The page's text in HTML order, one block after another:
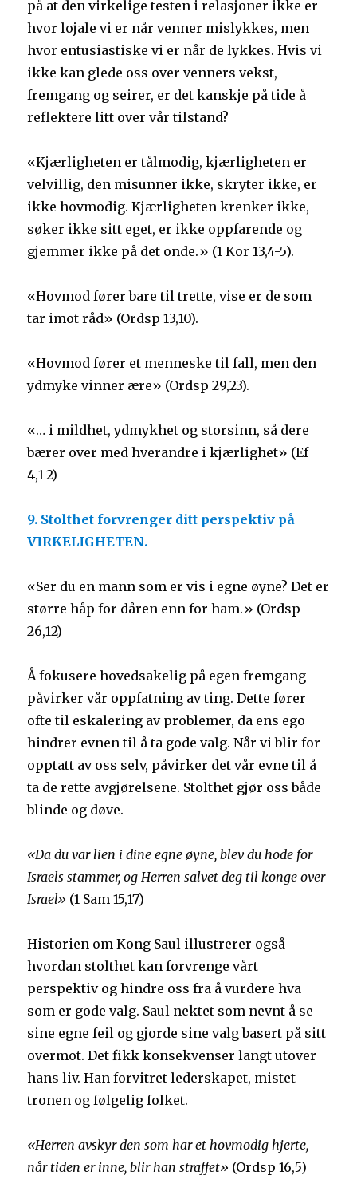
på at den virkelige testen i relasjoner ikke er
hvor lojale vi er når venner mislykkes, men
hvor entusiastiske vi er når de lykkes. Hvis vi
ikke kan glede oss over venners vekst,
fremgang og seirer, er det kanskje på tide å
reflektere litt over vår tilstand?
«Kjærligheten er tålmodig, kjærligheten er
velvillig, den misunner ikke, skryter ikke, er
ikke hovmodig. Kjærligheten krenker ikke,
søker ikke sitt eget, er ikke oppfarende og
gjemmer ikke på det onde.» (1 Kor 13,4-5).
«Hovmod fører bare til trette, vise er de som
tar imot råd» (Ordsp 13,10).
«Hovmod fører et menneske til fall, men den
ydmyke vinner ære» (Ordsp 29,23).
«… i mildhet, ydmykhet og storsinn, så dere
bærer over med hverandre i kjærlighet» (Ef
4,1-2)
9. Stolthet forvrenger ditt perspektiv på
VIRKELIGHETEN.
«Ser du en mann som er vis i egne øyne? Det er
større håp for dåren enn for ham.» (Ordsp
26,12)
Å fokusere hovedsakelig på egen fremgang
påvirker vår oppfatning av ting. Dette fører
ofte til eskalering av problemer, da ens ego
hindrer evnen til å ta gode valg. Når vi blir for
opptatt av oss selv, påvirker det vår evne til å
ta de rette avgjørelsene. Stolthet gjør oss både
blinde og døve.
«Da du var lien i dine egne øyne, blev du hode for
Israels stammer, og Herren salvet deg til konge over
Israel» (1 Sam 15,17)
Historien om Kong Saul illustrerer også
hvordan stolthet kan forvrenge vårt
perspektiv og hindre oss fra å vurdere hva
som er gode valg. Saul nektet som nevnt å se
sine egne feil og gjorde sine valg basert på sitt
overmot. Det fikk konsekvenser langt utover
hans liv. Han forvitret lederskapet, mistet
tronen og følgelig folket.
«Herren avskyr den som har et hovmodig hjerte,
når tiden er inne, blir han straffet» (Ordsp 16,5)